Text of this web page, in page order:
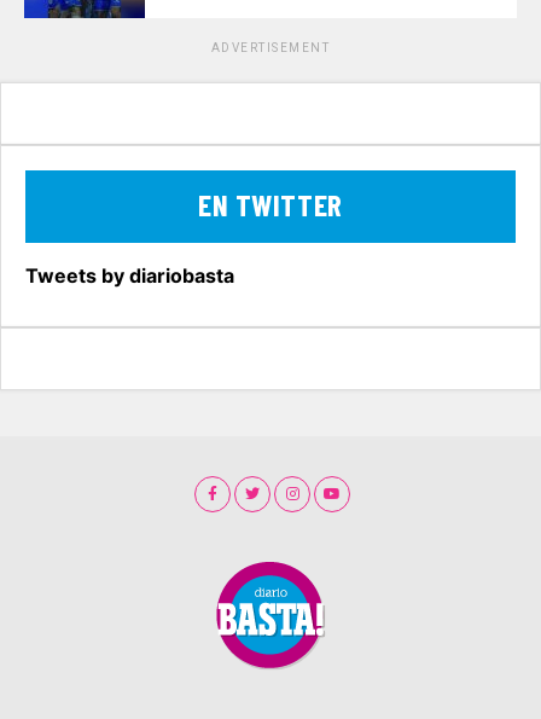
ADVERTISEMENT
EN TWITTER
Tweets by diariobasta